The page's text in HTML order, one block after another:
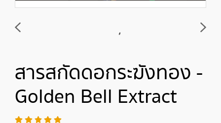
สารสกัดดอกระฆังทอง -
Golden Bell Extract